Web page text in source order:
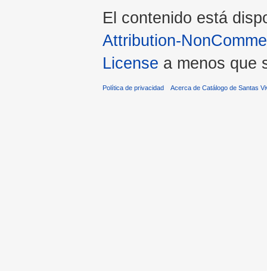
El contenido está
Attribution-
License a menos que
Política de privacidad Acerca de Catálogo de Santas